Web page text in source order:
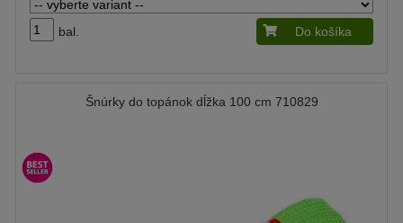
bal. Do košíka
Šnúrky do topánok dĺžka 100 cm 710829